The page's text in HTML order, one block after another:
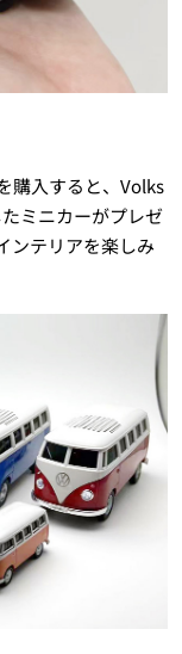
購入すると、Volks
ミニカーがプレゼ
ンテリアを楽しみ